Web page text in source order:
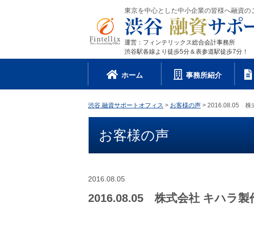
東京を中心とした中小企業の皆様へ融資の
運営：フィンテリックス総合会計事務所
渋谷駅各線より徒歩5分＆表参道駅徒歩7分！
ホーム 事務所紹介
渋谷 融資サポートオフィス > お客様の声 > 2016.08.05 株
お客様の声
2016.08.05
2016.08.05 株式会社 キハラ